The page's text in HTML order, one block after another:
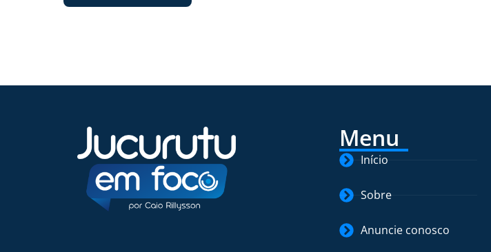
Menu
Início
Sobre
Anuncie conosco